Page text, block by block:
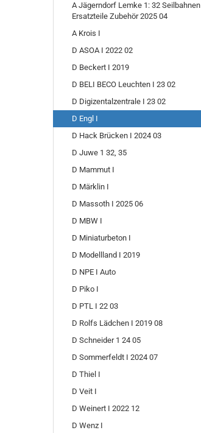
A Jägerndorf Lemke 1: 32 Seilbahnen
Ersatzteile Zubehör 2025 04
A Krois I
D ASOA I 2022 02
D Beckert I 2019
D BELI BECO Leuchten I 23 02
D Digizentalzentrale I 23 02
D Engl I
D Hack Brücken I 2024 03
D Juwe 1 32, 35
D Mammut I
D Märklin I
D Massoth I 2025 06
D MBW I
D Miniaturbeton I
D Modellland I 2019
D NPE I Auto
D Piko I
D PTL I 22 03
D Rolfs Lädchen I 2019 08
D Schneider 1 24 05
D Sommerfeldt I 2024 07
D Thiel I
D Veit I
D Weinert I 2022 12
D Wenz I